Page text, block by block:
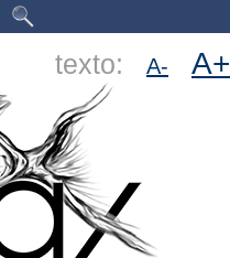
texto: A- A+